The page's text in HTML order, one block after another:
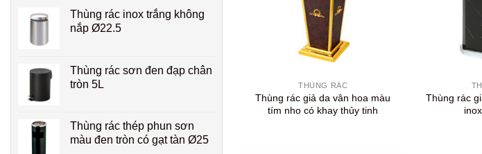
Thùng rác inox trắng không
nắp Ø22.5
Thùng rác sơn đen đạp chân
tròn 5L
Thùng rác thép phun sơn
màu đen tròn có gạt tàn Ø25
THÙNG RÁC
Thùng rác giả da vân hoa màu
tím nho có khay thủy tinh
Thùng rác